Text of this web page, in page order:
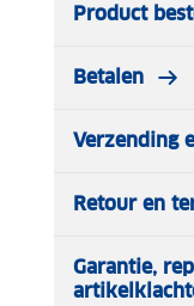
Product
Betalen
Verzending
Retour en
Garantie,